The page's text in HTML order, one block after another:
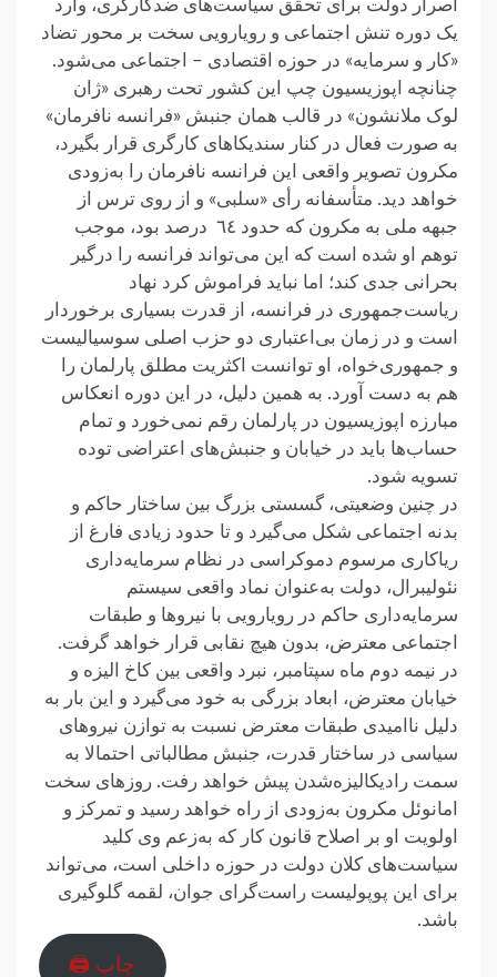
اصرار دولت برای تحقق سیاست‌های ضدکارگری، وارد
یک دوره تنش اجتماعی و رویارویی سخت بر محور تضاد
«کار و سرمایه» در حوزه اقتصادی – اجتماعی می‌شود.
چنانچه اپوزیسیون چپ این کشور تحت رهبری «ژان
لوک ملانشون» در قالب همان جنبش «فرانسه نافرمان»
به صورت فعال در کنار سندیکاهای کارگری قرار بگیرد،
مکرون تصویر واقعی این فرانسه نافرمان را به‌زودی
خواهد دید. متأسفانه رأی «سلبی» و از روی ترس از
جبهه ملی به مکرون که حدود ٦٤ درصد بود، موجب
توهم او شده است که این می‌تواند فرانسه را درگیر
بحرانی جدی کند؛ اما نباید فراموش کرد نهاد
ریاست‌جمهوری در فرانسه، از قدرت بسیاری برخوردار
است و در زمان بی‌اعتباری دو حزب اصلی سوسیالیست
و جمهوری‌خواه، او توانست اکثریت مطلق پارلمان را
هم به دست آورد. به‌ همین ‌دلیل، در این دوره انعکاس
مبارزه اپوزیسیون در پارلمان رقم نمی‌خورد و تمام
حساب‌ها باید در خیابان و جنبش‌های اعتراضی توده
تسویه شود.
در چنین وضعیتی، گسستی بزرگ بین ساختار حاکم و
بدنه اجتماعی شکل می‌گیرد و تا حدود زیادی فارغ از
ریاکاری مرسوم دموکراسی در نظام سرمایه‌داری
نئولیبرال، دولت به‌عنوان نماد واقعی سیستم
سرمایه‌داری حاکم در رویارویی با نیروها و طبقات
اجتماعی معترض، بدون هیچ نقابی قرار خواهد گرفت.
در نیمه دوم ماه سپتامبر، نبرد واقعی بین کاخ الیزه و
خیابان معترض، ابعاد بزرگی به خود می‌گیرد و این بار به
دلیل ناامیدی طبقات معترض نسبت به توازن نیروهای
سیاسی در ساختار قدرت، جنبش مطالباتی احتمالا به
سمت رادیکالیزه‌شدن پیش خواهد رفت. روزهای سخت
امانوئل مکرون به‌زودی از راه خواهد رسید و تمرکز و
اولویت او بر اصلاح قانون کار که به‌زعم وی کلید
سیاست‌های کلان دولت در حوزه داخلی است، می‌تواند
برای این پوپولیست راست‌گرای جوان، لقمه گلوگیری
باشد.
چاپ 🖨